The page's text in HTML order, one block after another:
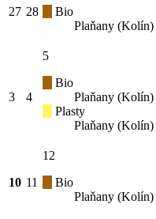
27 28
Bio
Plaňany (Kolín)
3 4
5
Bio
Plaňany (Kolín)
Plasty
Plaňany (Kolín)
10 11
12
Bio
Plaňany (Kolín)